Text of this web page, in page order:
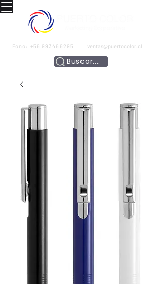
Fono: +56 993466295 ventas@puertocolor.cl
Buscar....